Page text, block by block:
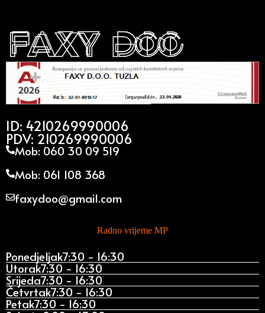
ID: 4210269990006
PDV: 210269990006
Mob: 060 30 09 519
Mob: 061 108 368
faxydoo@gmail.com
Radno vrijeme MP
Ponedjeljak7:30 - 16:30
Utorak7:30 - 16:30
Srijeda7:30 - 16:30
Četvrtak7:30 - 16:30
Petak7:30 - 16:30